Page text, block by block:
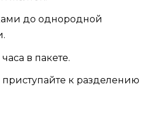
до однородной
в пакете.
к разделению